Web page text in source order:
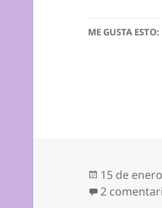
ME GUSTA ESTO:
Publicado
el
15 de
2